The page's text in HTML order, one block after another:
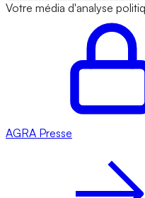
Votre média d'analyse
AGRA Presse